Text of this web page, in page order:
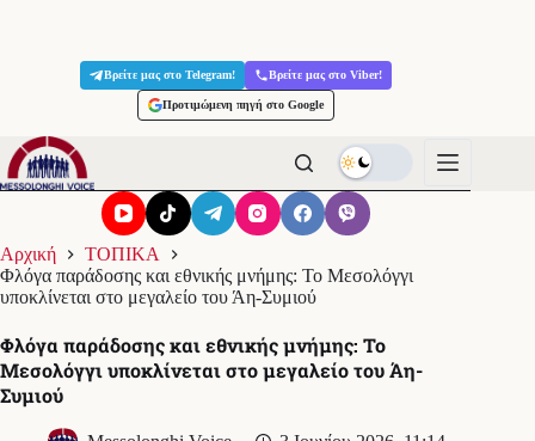
Βρείτε μας στο Telegram! Βρείτε μας στο Viber!
Προτιμώμενη πηγή στο Google
Αρχική
ΤΟΠΙΚΑ
Φλόγα παράδοσης και εθνικής μνήμης: Το Μεσολόγγι
υποκλίνεται στο μεγαλείο του Άη-Συμιού
Φλόγα παράδοσης και εθνικής μνήμης: Το
Μεσολόγγι υποκλίνεται στο μεγαλείο του Άη-
Συμιού